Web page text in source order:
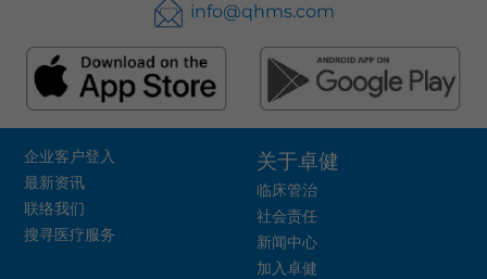
info@qhms.com
企业客户登入
最新资讯
联络我们
搜寻医疗服务
关于卓健
临床管治
社会责任
新闻中心
加入卓健